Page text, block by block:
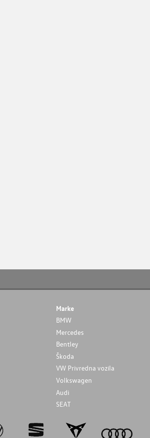
Marke
BMW
Mercedes
Bentley
Škoda
VW Privredna vozila
Volkswagen
Audi
SEAT